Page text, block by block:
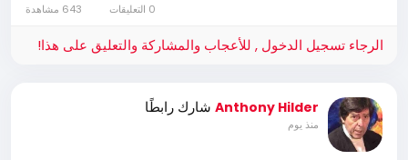
الرجاء تسجيل الدخول , للأعجاب والمشاركة والتعليق على هذا!
Anthony Hilder شارك رابطًا
منذ يوم